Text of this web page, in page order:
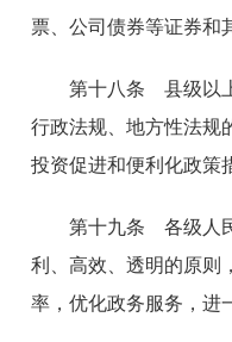
票、公司债券等证券和
第十八条 县级以
行政法规、地方性法规
投资促进和便利化政策
第十九条 各级人
利、高效、透明的原则
率，优化政务服务，进